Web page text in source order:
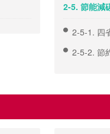
2-5. 節能減
2-5-1. 四
2-5-2. 節